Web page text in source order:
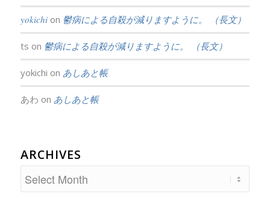
yokichion 鬱病による自殺が減りますように。 （長文）
ts on 鬱病による自殺が減りますように。 （長文）
yokichi on あしあと帳
あわ on あしあと帳
ARCHIVES